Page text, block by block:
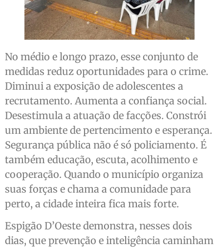
No médio e longo prazo, esse conjunto de
medidas reduz oportunidades para o crime.
Diminui a exposição de adolescentes a
recrutamento. Aumenta a confiança social.
Desestimula a atuação de facções. Constrói
um ambiente de pertencimento e esperança.
Segurança pública não é só policiamento. É
também educação, escuta, acolhimento e
cooperação. Quando o município organiza
suas forças e chama a comunidade para
perto, a cidade inteira fica mais forte.
Espigão D’Oeste demonstra, nesses dois
dias, que prevenção e inteligência caminham